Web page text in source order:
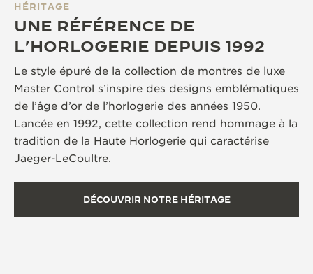
HÉRITAGE
UNE RÉFÉRENCE DE
L’HORLOGERIE DEPUIS 1992
Le style épuré de la collection de montres de luxe
Master Control s’inspire des designs emblématiques
de l’âge d’or de l’horlogerie des années 1950.
Lancée en 1992, cette collection rend hommage à la
tradition de la Haute Horlogerie qui caractérise
Jaeger-LeCoultre.
DÉCOUVRIR NOTRE HÉRITAGE